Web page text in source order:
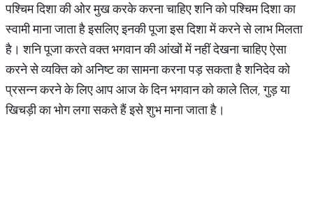
पश्चिम दिशा की ओर मुख करके करना चाहिए शनि को पश्चिम दिशा का
स्वामी माना जाता है इसलिए इनकी पूजा इस दिशा में करने से लाभ मिलता
है। शनि पूजा करते वक्त भगवान की आंखों में नहीं देखना चाहिए ऐसा
करने से व्यक्ति को अनिष्ट का सामना करना पड़ सकता है शनिदेव को
प्रसन्न करने के लिए आप आज के दिन भगवान को काले तिल, गुड़ या
खिचड़ी का भोग लगा सकते हैं इसे शुभ माना जाता है।